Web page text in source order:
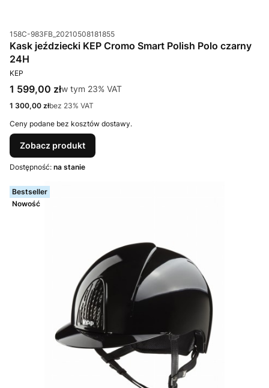
Kod produktu
158C-983FB_20210508181855
Kask jeździecki KEP Cromo Smart Polish Polo czarny
24H
PRODUCENT
KEP
Cena brutto
1 599,00 złw tym %s VAT
w tym 23% VAT
Cena netto
1 300,00 złbez 23% VAT
Ceny podane bez kosztów dostawy.
Zobacz produkt
Dostępność: na stanie
Bestseller
Nowość